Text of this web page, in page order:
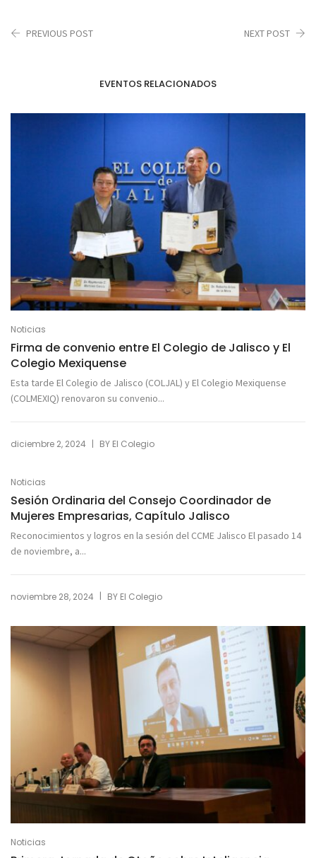
PREVIOUS POST NEXT POST
EVENTOS RELACIONADOS
Noticias
Firma de convenio entre El Colegio de Jalisco y El
Colegio Mexiquense
Esta tarde El Colegio de Jalisco (COLJAL) y El Colegio Mexiquense
(COLMEXIQ) renovaron su convenio...
diciembre 2, 2024 | BY El Colegio
Noticias
Sesión Ordinaria del Consejo Coordinador de
Mujeres Empresarias, Capítulo Jalisco
Reconocimientos y logros en la sesión del CCME Jalisco El pasado 14
de noviembre, a...
noviembre 28, 2024 | BY El Colegio
Noticias